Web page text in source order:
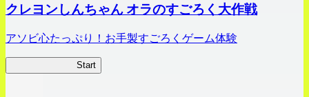
クレヨンしんちゃん オラのすごろく大作戦
アソビ心たっぷり！お手製すごろくゲーム体験
Start